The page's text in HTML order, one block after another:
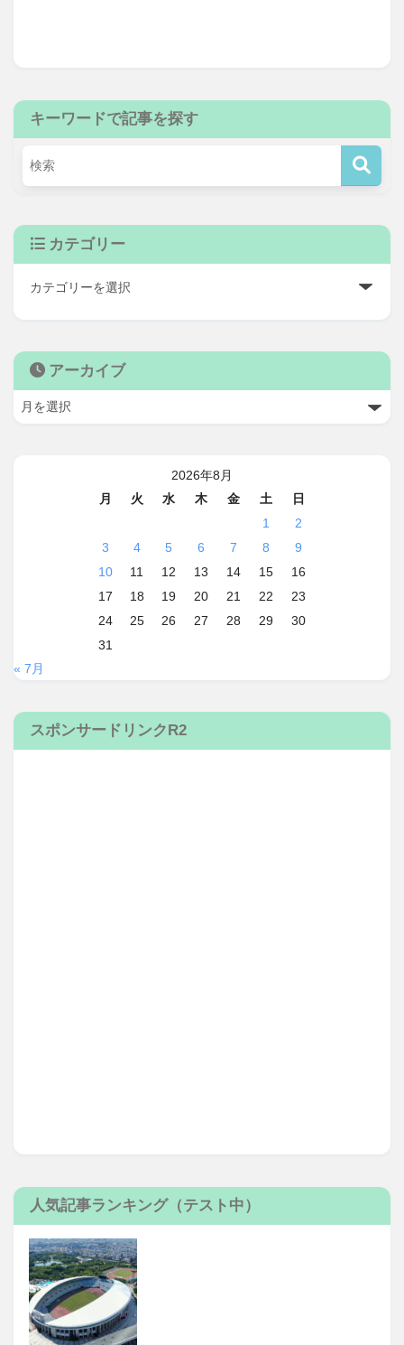
キーワードで記事を探す
カテゴリー
アーカイブ
2026年8月
月
火 水 木 金 土
日
1
2
3
4 5 6 7 8
9
10
11 12 13 14 15
16
17
18 19 20 21 22
23
24
25 26 27 28 29
30
31
« 7月
スポンサードリンクR2
人気記事ランキング（テスト中）